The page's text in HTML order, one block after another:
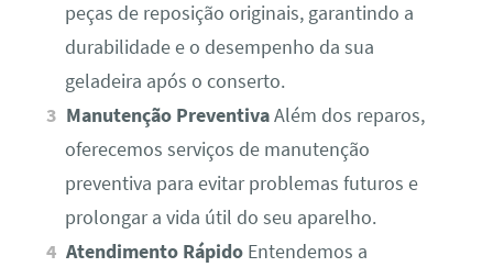
peças de reposição originais, garantindo a
durabilidade e o desempenho da sua
geladeira após o conserto.
Manutenção PreventivaAlém dos reparos,
oferecemos serviços de manutenção
preventiva para evitar problemas futuros e
prolongar a vida útil do seu aparelho.
Atendimento Rápido Entendemos a